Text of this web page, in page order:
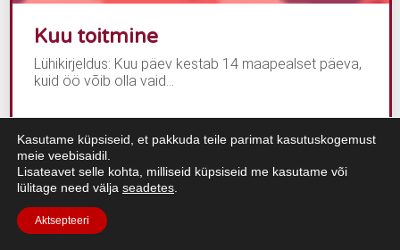
Kuu toitmine
Lühikirjeldus: Kuu päev kestab 14 maapealset päeva,
kuid öö võib olla vaid...
Loe edasi
Kasutame küpsiseid, et pakkuda teile parimat kasutuskogemust
meie veebisaidil.
Lisateavet selle kohta, milliseid küpsiseid me kasutame või
lülitage need välja seadetes
Aktsepteeri